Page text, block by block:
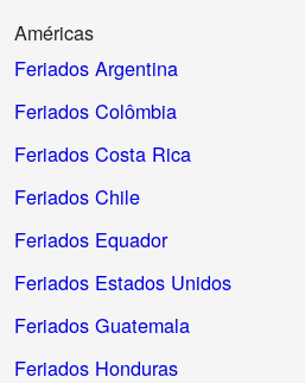
Américas
Feriados Argentina
Feriados Colômbia
Feriados Costa Rica
Feriados Chile
Feriados Equador
Feriados Estados Unidos
Feriados Guatemala
Feriados Honduras